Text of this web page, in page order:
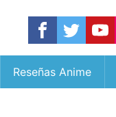
Reseñas Anime